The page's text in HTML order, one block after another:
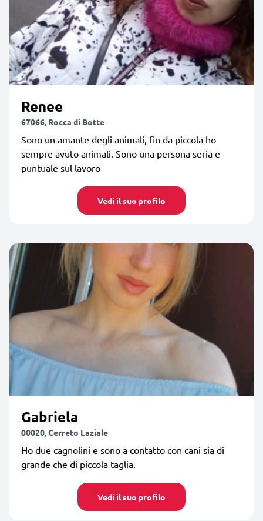
Renee
67066, Rocca di Botte
Sono un amante degli animali, fin da piccola ho
sempre avuto animali. Sono una persona seria e
puntuale sul lavoro
Vedi il suo profilo
Gabriela
00020, Cerreto Laziale
Ho due cagnolini e sono a contatto con cani sia di
grande che di piccola taglia.
Vedi il suo profilo